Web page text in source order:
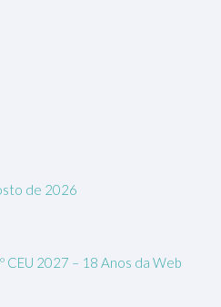
de 2026
CEU 2027 – 18 Anos da Web